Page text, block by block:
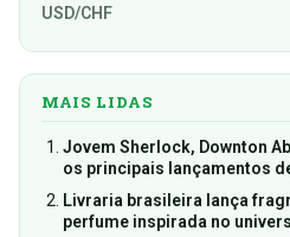
USD/CHF
MAIS LIDAS
Jovem Sherlock, Downton
os principais lançamentos
Livraria brasileira lança
perfume inspirada no